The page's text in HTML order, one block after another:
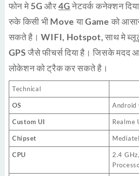
फोन मे5G और4Gनेटवर्क कनेक्शन
रुके किसी भीMove याGameको
सकते है।WIFI, Hotspot,साथ मे
GPSजैसे फीचर्स दिया है। जिसके मदद
लोकेशन को ट्रैक कर सकते है।
Technical
OS Android
Custom UI Realme
Chipset
CPU
2.4